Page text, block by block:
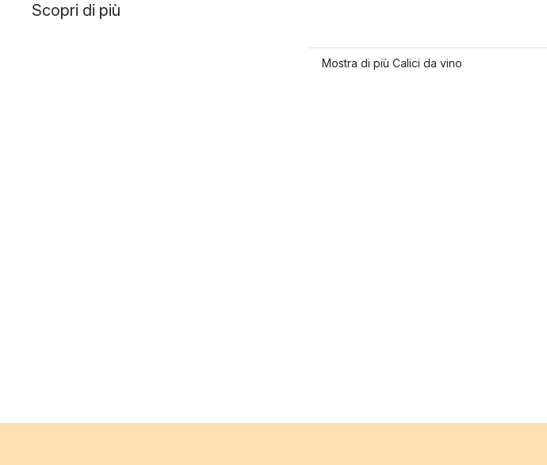
Scopri di più
Mostra di più Calici da vino